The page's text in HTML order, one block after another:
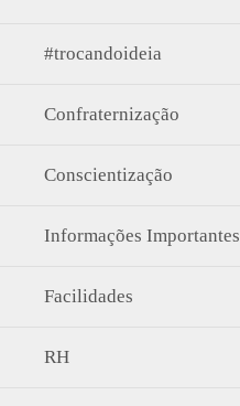
#trocandoideia
Confraternização
Conscientização
Informações Importantes
Facilidades
RH